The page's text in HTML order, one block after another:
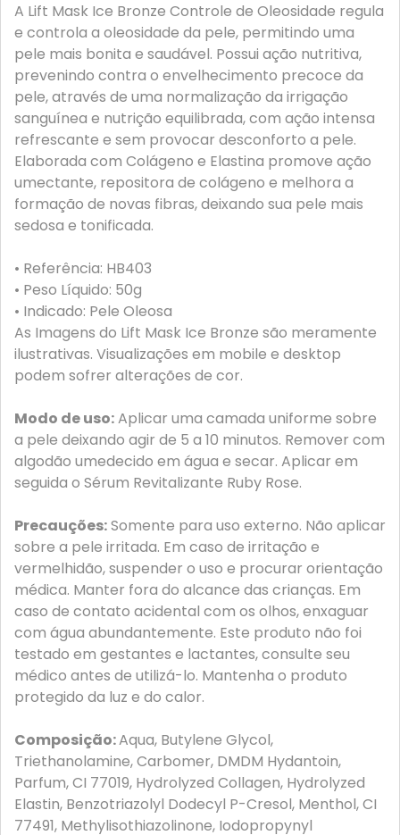
A Lift Mask Ice Bronze Controle de Oleosidade regula
e controla a oleosidade da pele, permitindo uma
pele mais bonita e saudável. Possui ação nutritiva,
prevenindo contra o envelhecimento precoce da
pele, através de uma normalização da irrigação
sanguínea e nutrição equilibrada, com ação intensa
refrescante e sem provocar desconforto a pele.
Elaborada com Colágeno e Elastina promove ação
umectante, repositora de colágeno e melhora a
formação de novas fibras, deixando sua pele mais
sedosa e tonificada.
• Referência: HB403
• Peso Líquido: 50g
• Indicado: Pele Oleosa
As Imagens do Lift Mask Ice Bronze são meramente
ilustrativas. Visualizações em mobile e desktop
podem sofrer alterações de cor.
Modo de uso:Aplicar uma camada uniforme sobre
a pele deixando agir de 5 a 10 minutos. Remover com
algodão umedecido em água e secar. Aplicar em
seguida o Sérum Revitalizante Ruby Rose.
Precauções:Somente para uso externo. Não aplicar
sobre a pele irritada. Em caso de irritação e
vermelhidão, suspender o uso e procurar orientação
médica. Manter fora do alcance das crianças. Em
caso de contato acidental com os olhos, enxaguar
com água abundantemente. Este produto não foi
testado em gestantes e lactantes, consulte seu
médico antes de utilizá-lo. Mantenha o produto
protegido da luz e do calor.
Composição:Aqua, Butylene Glycol,
Triethanolamine, Carbomer, DMDM Hydantoin,
Parfum, CI 77019, Hydrolyzed Collagen, Hydrolyzed
Elastin, Benzotriazolyl Dodecyl P-Cresol, Menthol, CI
77491, Methylisothiazolinone, Iodopropynyl